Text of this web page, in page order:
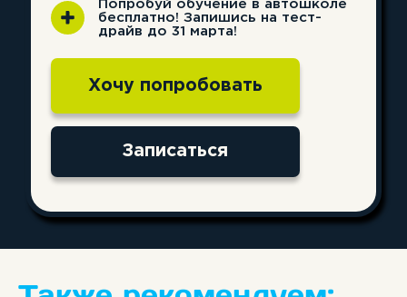
Согласие на обработку персональных данных
для рекламы
Политика конфиденциальности
категория C
Этапы обучения
Расписание
Отзывы
Награда
Все права защищены